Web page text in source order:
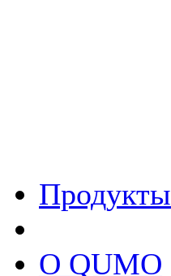
Продукты
О QUMO